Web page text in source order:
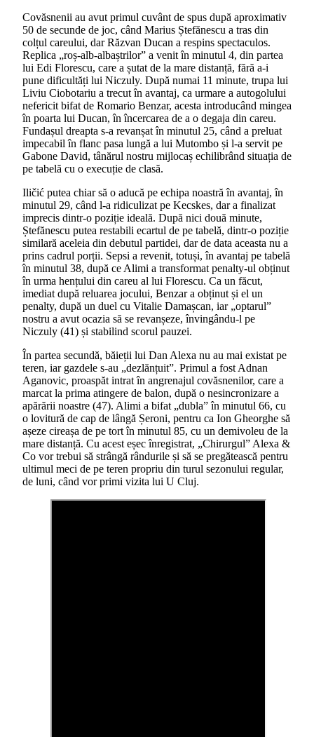
Covăsnenii au avut primul cuvânt de spus după aproximativ
50 de secunde de joc, când Marius Ștefănescu a tras din
colțul careului, dar Răzvan Ducan a respins spectaculos.
Replica „roș-alb-albaștrilor” a venit în minutul 4, din partea
lui Edi Florescu, care a șutat de la mare distanță, fără a-i
pune dificultăți lui Niczuly. După numai 11 minute, trupa lui
Liviu Ciobotariu a trecut în avantaj, ca urmare a autogolului
nefericit bifat de Romario Benzar, acesta introducând mingea
în poarta lui Ducan, în încercarea de a o degaja din careu.
Fundașul dreapta s-a revanșat în minutul 25, când a preluat
impecabil în flanc pasa lungă a lui Mutombo și l-a servit pe
Gabone David, tânărul nostru mijlocaș echilibrând situația de
pe tabelă cu o execuție de clasă.
Iličić putea chiar să o aducă pe echipa noastră în avantaj, în
minutul 29, când l-a ridiculizat pe Kecskes, dar a finalizat
imprecis dintr-o poziție ideală. După nici două minute,
Ștefănescu putea restabili ecartul de pe tabelă, dintr-o poziție
similară aceleia din debutul partidei, dar de data aceasta nu a
prins cadrul porții. Sepsi a revenit, totuși, în avantaj pe tabelă
în minutul 38, după ce Alimi a transformat penalty-ul obținut
în urma hențului din careu al lui Florescu. Ca un făcut,
imediat după reluarea jocului, Benzar a obținut și el un
penalty, după un duel cu Vitalie Damașcan, iar „optarul”
nostru a avut ocazia să se revanșeze, învingându-l pe
Niczuly (41) și stabilind scorul pauzei.
În partea secundă, băieții lui Dan Alexa nu au mai existat pe
teren, iar gazdele s-au „dezlănțuit”. Primul a fost Adnan
Aganovic, proaspăt intrat în angrenajul covăsnenilor, care a
marcat la prima atingere de balon, după o nesincronizare a
apărării noastre (47). Alimi a bifat „dubla” în minutul 66, cu
o lovitură de cap de lângă Șeroni, pentru ca Ion Gheorghe să
așeze cireașa de pe tort în minutul 85, cu un demivoleu de la
mare distanță. Cu acest eșec înregistrat, „Chirurgul” Alexa &
Co vor trebui să strângă rândurile și să se pregătească pentru
ultimul meci de pe teren propriu din turul sezonului regular,
de luni, când vor primi vizita lui U Cluj.